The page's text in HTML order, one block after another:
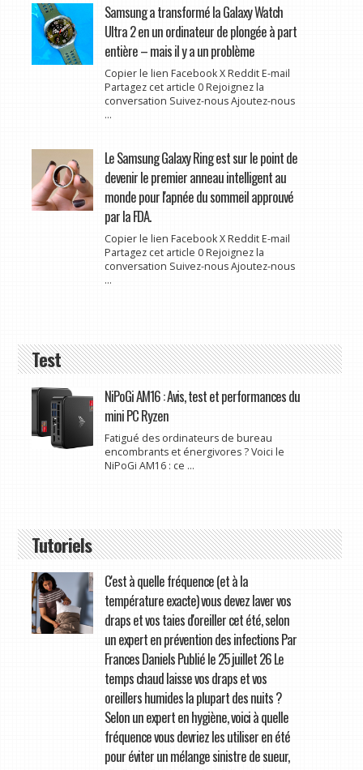
Samsung a transformé la Galaxy Watch
Ultra 2 en un ordinateur de plongée à part
entière – mais il y a un problème
Copier le lien Facebook X Reddit E-mail
Partagez cet article 0 Rejoignez la
conversation Suivez-nous Ajoutez-nous
...
Le Samsung Galaxy Ring est sur le point de
devenir le premier anneau intelligent au
monde pour l'apnée du sommeil approuvé
par la FDA.
Copier le lien Facebook X Reddit E-mail
Partagez cet article 0 Rejoignez la
conversation Suivez-nous Ajoutez-nous
...
Test
NiPoGi AM16 : Avis, test et performances du
mini PC Ryzen
Fatigué des ordinateurs de bureau
encombrants et énergivores ? Voici le
NiPoGi AM16 : ce ...
Tutoriels
C'est à quelle fréquence (et à la
température exacte) vous devez laver vos
draps et vos taies d'oreiller cet été, selon
un expert en prévention des infections Par
Frances Daniels Publié le 25 juillet 26 Le
temps chaud laisse vos draps et vos
oreillers humides la plupart des nuits ?
Selon un expert en hygiène, voici à quelle
fréquence vous devriez les utiliser en été
pour éviter un mélange sinistre de sueur,